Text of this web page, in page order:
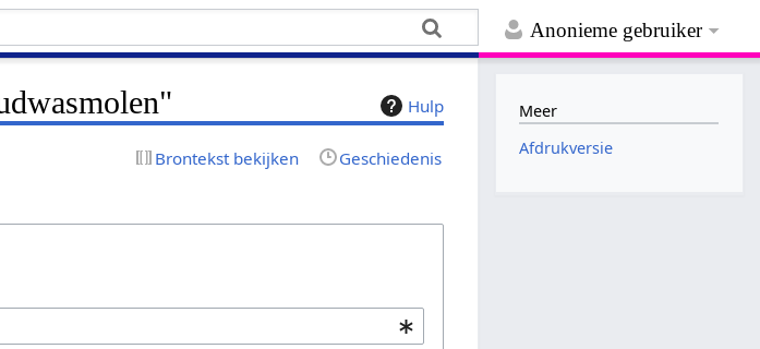
Anonieme gebruiker
Hulp
Brontekst bekijken Geschiedenis
Meer
Afdrukversie